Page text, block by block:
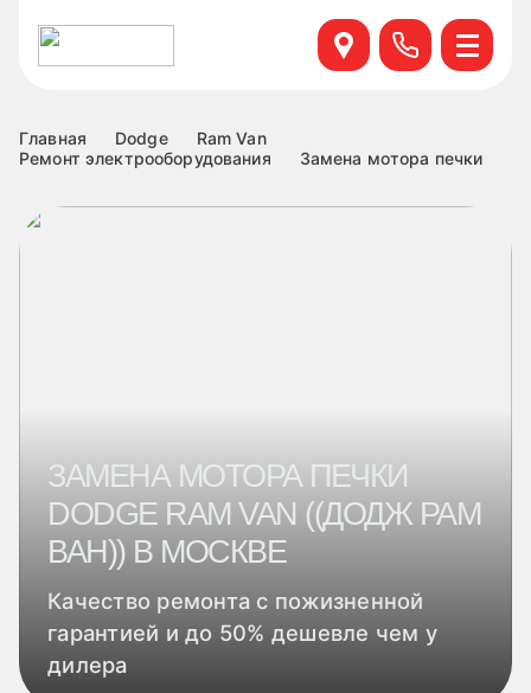
Севастопольский пр. 95 б, к.6
+7 499 495-45-76
+7 499 460-63-34
+7 499 460-69-76
Главная Dodge
Ram Van
Ремонт электрооборудования
Замена мотора печки
ЗАМЕНА МОТОРА ПЕЧКИ
DODGE RAM VAN ((ДОДЖ РАМ
ВАН)) В МОСКВЕ
Качество ремонта с пожизненной
гарантией и до 50% дешевле чем у
дилера